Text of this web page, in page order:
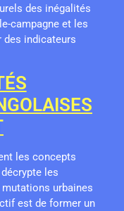
des inégalités
campagne et les
des indicateurs
les concepts
les
urbaines
est de former un